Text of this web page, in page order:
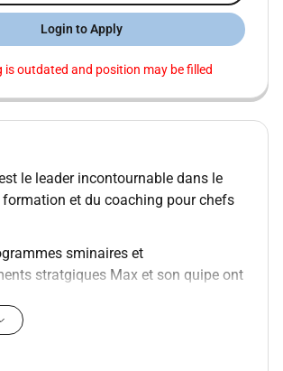
Login to Apply
is outdated and position may be filled
le leader incontournable dans le
et du coaching pour chefs
sminaires et
stratgiques Max et son quipe ont